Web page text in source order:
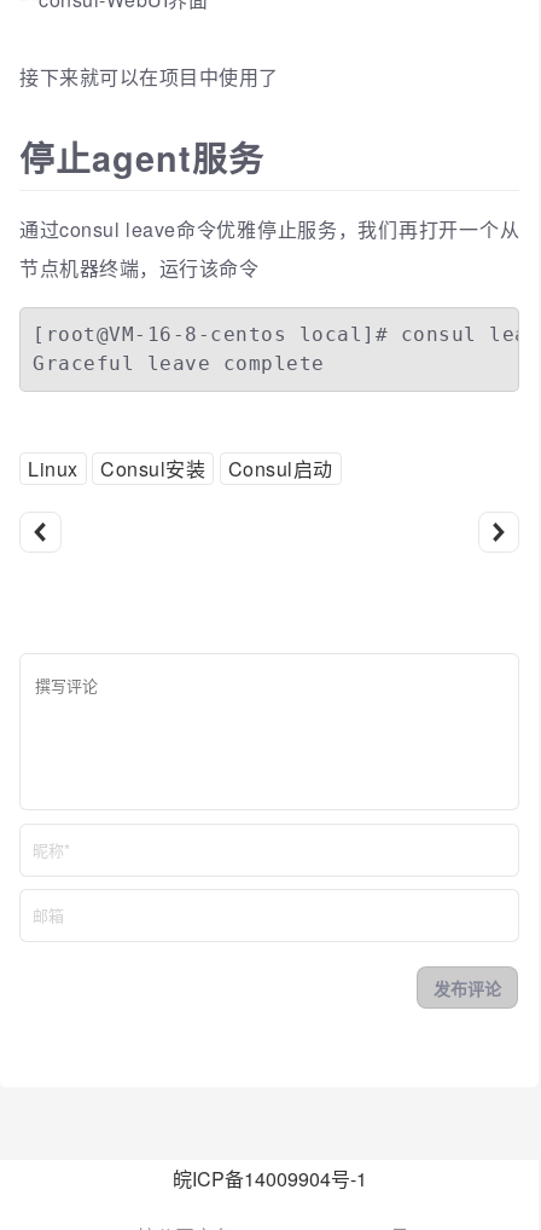
接下来就可以在项目中使用了
停止agent服务
通过consul leave命令优雅停止服务，我们再打开一个从
节点机器终端，运行该命令
[root@VM-16-8-centos local]# consul
Graceful leave complete
Linux Consul安装 Consul启动
皖ICP备14009904号-1